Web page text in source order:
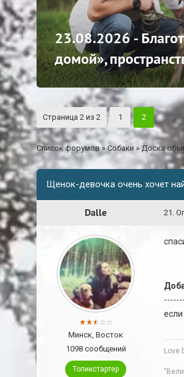
23.08.2026 -
домой»,
Страница 2 из 2 1 2
Список форумов » Собаки » Доска
Щенок-девочка очень хочет
Dalle 21 .
Минск, Восток
1098 сообщений
Топикстартер
Love